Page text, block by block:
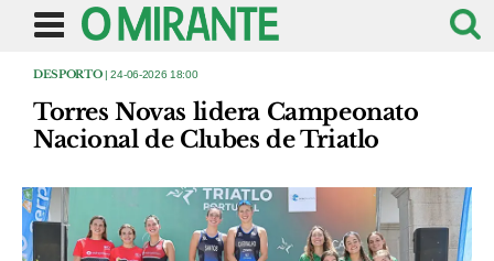
DESPORTO| 24-06-2026 18:00
Torres Novas lidera Campeonato
Nacional de Clubes de Triatlo